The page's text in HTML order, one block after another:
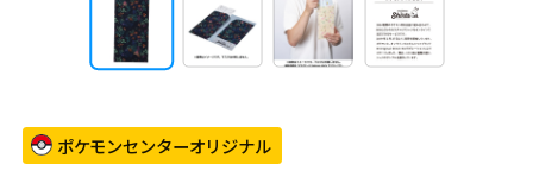
ポケモンセンターオリジナル